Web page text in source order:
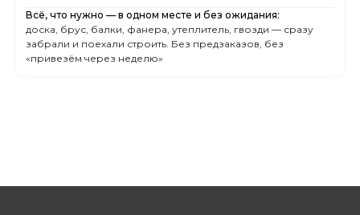
Всё, что нужно — в одном месте и без ожидания:
доска, брус, балки, фанера, утеплитель, гвозди — сразу
забрали и поехали строить. Без предзаказов, без
«привезём через неделю»